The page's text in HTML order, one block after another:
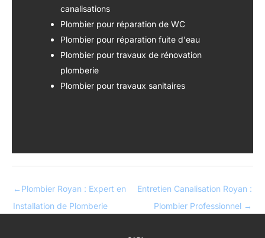
canalisations
Plombier pour réparation de WC
Plombier pour réparation fuite d'eau
Plombier pour travaux de rénovation
plomberie
Plombier pour travaux sanitaires
← Plombier Royan : Expert en
Installation de Plomberie
Entretien Canalisation Royan :
Plombier Professionnel →